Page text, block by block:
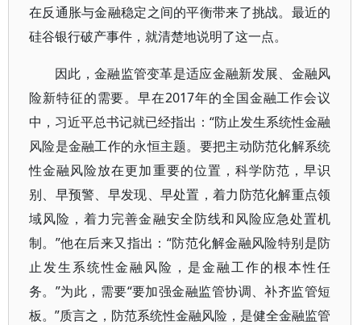
在反通胀与金融稳定之间的平衡带来了挑战。最近的
硅谷银行破产事件，就清楚地说明了这一点。
因此，金融监管变革是适应金融新发展、金融风
险新特征的需要。早在2017年的全国金融工作会议
中，习近平总书记就已经指出：“防止发生系统性金融
风险是金融工作的永恒主题。要把主动防范化解系统
性金融风险放在更加重要的位置，科学防范，早识
别、早预警、早发现、早处置，着力防范化解重点领
域风险，着力完善金融安全防线和风险应急处置机
制。”他在后来又指出：“防范化解金融风险特别是防
止发生系统性金融风险，是金融工作的根本性任
务。”为此，需要“要加强金融监管协调、补齐监管短
板。”质言之，防范系统性金融风险，是健全金融监管